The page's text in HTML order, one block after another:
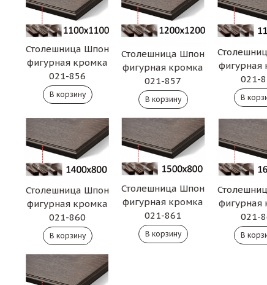
Столешница Шпон
фигурная кромка
021-856
Столешница Шпон
фигурная кромка
021-857
фигурная
021-
Столешница Шпон
фигурная кромка
021-860
Столешница Шпон
фигурная кромка
021-861
фигурная
021-